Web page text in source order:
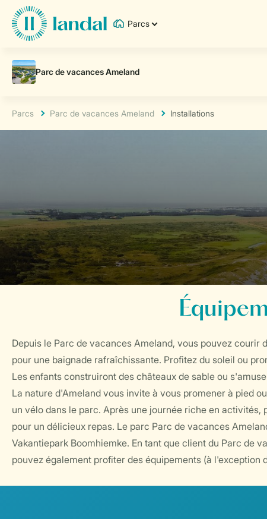
Parcs
Parcs Parc de vacances Ameland Installations
Depuis le Parc de vacances Ameland, vous pouvez courir
pour une baignade rafraîchissante. Profitez du soleil ou
Les enfants construiront des châteaux de sable ou
La nature d'Ameland vous invite à vous promener à pied
un vélo dans le parc. Après une journée riche en activités,
pour un délicieux repas. Le parc Parc de vacances
Vakantiepark Boomhiemke. En tant que client du Parc de
pouvez également profiter des équipements (à l'exception